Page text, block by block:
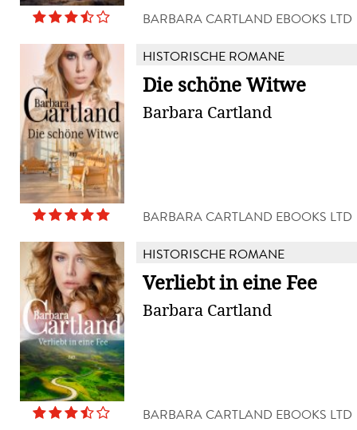
BARBARA CARTLAND EBOOKS LTD
HISTORISCHE ROMANE
Die schöne Witwe
Barbara Cartland
BARBARA CARTLAND EBOOKS LTD
HISTORISCHE ROMANE
Verliebt in eine Fee
Barbara Cartland
BARBARA CARTLAND EBOOKS LTD